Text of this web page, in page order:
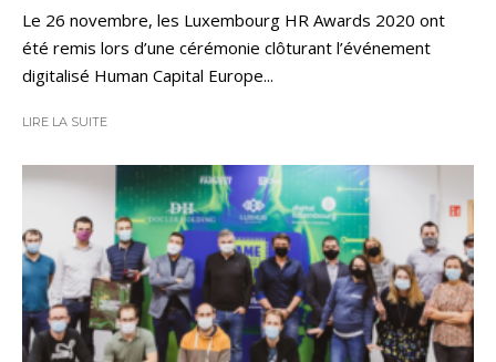
Le 26 novembre, les Luxembourg HR Awards 2020 ont
été remis lors d’une cérémonie clôturant l’événement
digitalisé Human Capital Europe...
LIRE LA SUITE